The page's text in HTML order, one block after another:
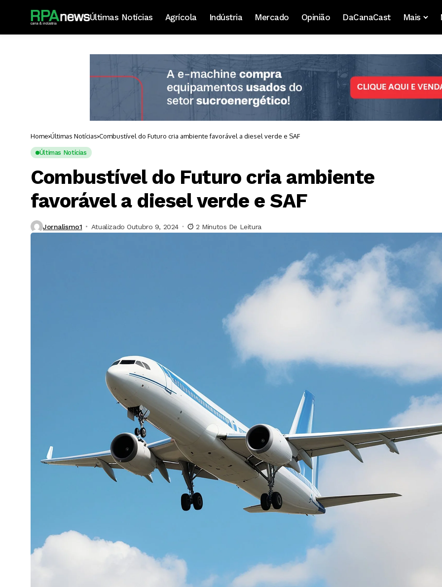
Últimas Notícias Agrícola Indústria Mercado Opinião DaCanaCast Mais
Home Últimas Notícias Combustível do Futuro cria ambiente favorável a diesel verde e SAF
Últimas Notícias
Combustível do Futuro cria ambiente
favorável a diesel verde e SAF
Jornalismo1 Atualizado Outubro 9, 2024 2 Minutos De Leitura